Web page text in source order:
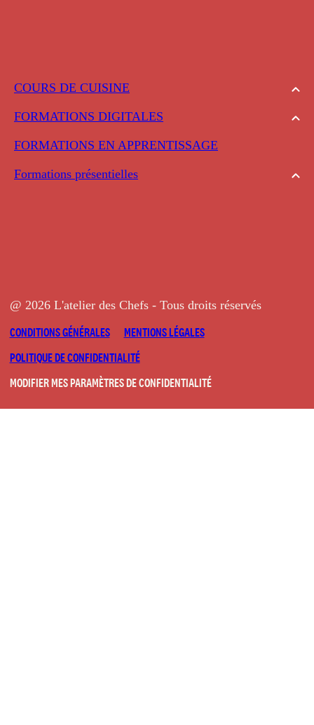
COURS DE CUISINE
FORMATIONS DIGITALES
FORMATIONS EN APPRENTISSAGE
Formations présentielles
@ 2026 L'atelier des Chefs - Tous droits réservés
CONDITIONS GÉNÉRALES
MENTIONS LÉGALES
POLITIQUE DE CONFIDENTIALITÉ
MODIFIER MES PARAMÈTRES DE CONFIDENTIALITÉ